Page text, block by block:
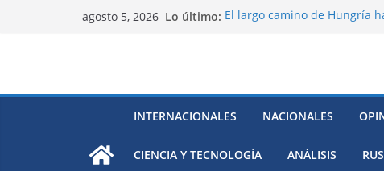
agosto 5, 2026 Lo último: El largo camino de Hungría
México
El océano Pacífico bajo
INTERNACIONALES NACIONALES
CIENCIA Y TECNOLOGÍA ANÁLISIS